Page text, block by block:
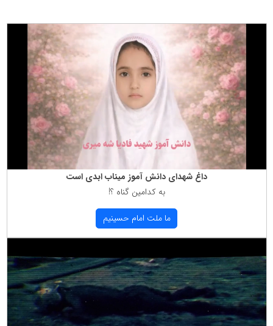
داغ شهدای دانش آموز میناب ابدی است
به كدامین گناه ؟!
ما ملت امام حسینیم